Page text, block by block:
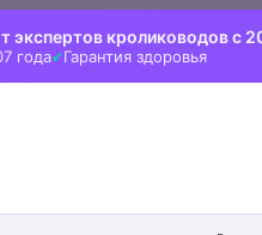
экспертов кролиководов с
года Гарантия здоровья